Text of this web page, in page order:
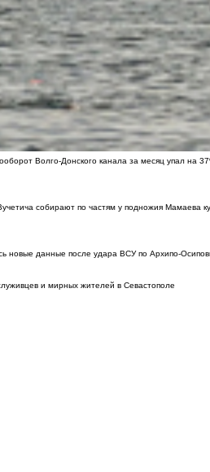
Волго-Донского канала за месяц упал на
собирают по частям у подножия Мамаева
новые данные после удара ВСУ по Архипо-
и мирных жителей в Севастополе